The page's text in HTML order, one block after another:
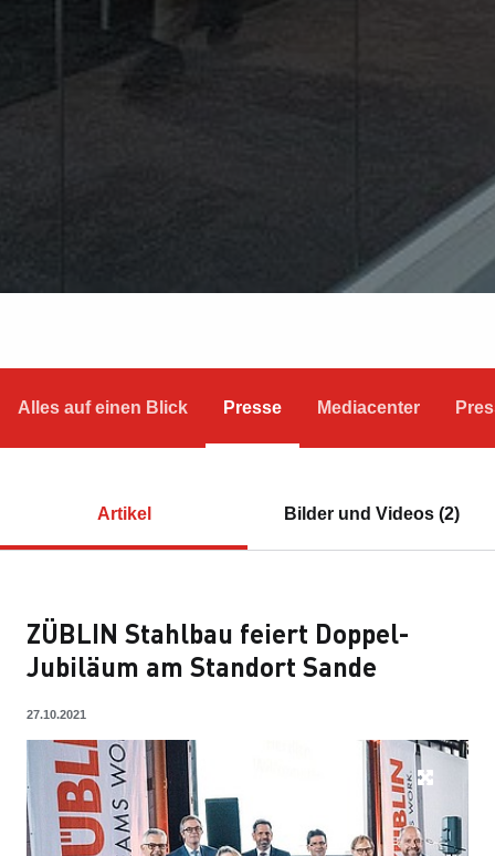
Alles auf einen Blick Presse Mediacenter
Artikel Bilder und Videos (2)
ZÜBLIN Stahlbau feiert Doppel-
Jubiläum am Standort Sande
27.10.2021